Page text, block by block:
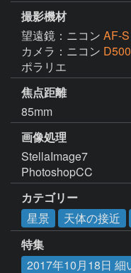
撮影機材
望遠鏡：ニコン AF-
カメラ：ニコン
ポラリエ
焦点距離
85mm
画像処理
StellaImage7
PhotoshopCC
カテゴリー
星景
天体の接近
特集
2017年10月18日 細